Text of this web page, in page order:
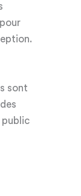
sont
public